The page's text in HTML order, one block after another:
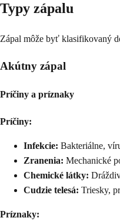
Typy zápalu
Zápal môže byť klasifikovaný
Akútny zápal
Príčiny a príznaky
Príčiny:
Infekcie: Bakteriálne,
Zranenia: Mechanické
Chemické látky:
Cudzie telesá: Triesky,
Príznaky: